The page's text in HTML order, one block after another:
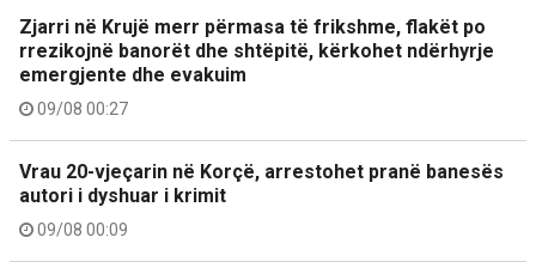
Zjarri në Krujë merr përmasa të frikshme, flakët po
rrezikojnë banorët dhe shtëpitë, kërkohet ndërhyrje
emergjente dhe evakuim
09/08 00:27
Vrau 20-vjeçarin në Korçë, arrestohet pranë banesës
autori i dyshuar i krimit
09/08 00:09